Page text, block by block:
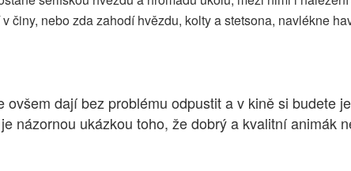
činy, nebo zda zahodí hvězdu, kolty a stetsona, navlékne
dají bez problému odpustit a v kině si budete
názornou ukázkou toho, že dobrý a kvalitní animák